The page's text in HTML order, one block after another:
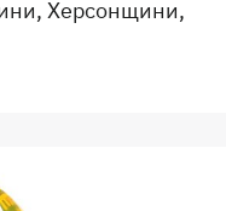
Херсонщини,